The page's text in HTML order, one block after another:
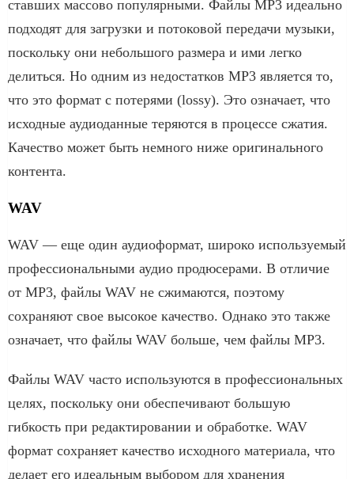
ставших массово популярными. Файлы MP3 идеально
подходят для загрузки и потоковой передачи музыки,
поскольку они небольшого размера и ими легко
делиться. Но одним из недостатков MP3 является то,
что это формат с потерями (lossy). Это означает, что
исходные аудиоданные теряются в процессе сжатия.
Качество может быть немного ниже оригинального
контента.
WAV
WAV — еще один аудиоформат, широко используемый
профессиональными аудио продюсерами. В отличие
от MP3, файлы WAV не сжимаются, поэтому
сохраняют свое высокое качество. Однако это также
означает, что файлы WAV больше, чем файлы MP3.
Файлы WAV часто используются в профессиональных
целях, поскольку они обеспечивают большую
гибкость при редактировании и обработке. WAV
формат сохраняет качество исходного материала, что
делает его идеальным выбором для хранения